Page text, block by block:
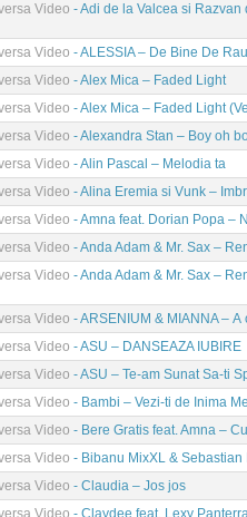
Video - Adi de la Valcea si
Video - ALESSIA – De Bine De Rau
Video - Alex Mica – Faded Light
Video - Alex Mica – Faded Light
Video - Alexandra Stan – Boy oh
Video - Alin Pascal – Melodia ta
Video - Alina Eremia si Vunk –
Video - Amna feat. Dorian Popa –
Video - Anda Adam & Mr. Sax –
Video - Anda Adam & Mr. Sax –
Video - ARSENIUM & MIANNA – А
Video - ASU – DANSEAZA IUBIRE
Video - ASU – Te-am Sunat Sa-ti
Video - Bambi – Vezi-ti de Inima
Video - Bere Gratis feat. Amna –
Video - Bibanu MixXL &
Video - Claudia – Jos jos
Video - Claydee feat. Lexy